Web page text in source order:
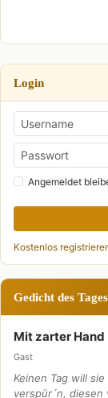
Login
Angemeldet
Kostenlos
Gedicht des Tages
Mit zarter Hand
Gast
Keinen Tag will
verspür´n,